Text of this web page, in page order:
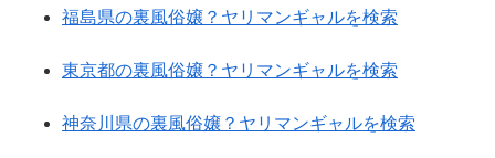
福島県の裏風俗嬢？ヤリマンギャルを検索
東京都の裏風俗嬢？ヤリマンギャルを検索
神奈川県の裏風俗嬢？ヤリマンギャルを検索